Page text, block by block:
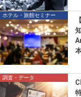
ホテル・旅館セミナー
調査・データ